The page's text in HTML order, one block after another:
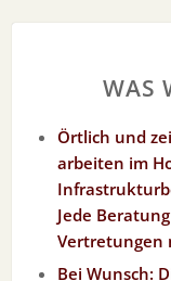
WAS
Örtlich und
arbeiten im
Jede
Vertretungen
Bei Wunsch: